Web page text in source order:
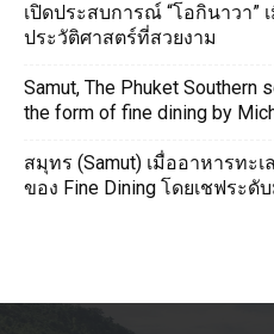
เปิดประสบการณ์ “โอกินาวา”
ประวัติศาสตร์ที่สวยงาม
Samut, The Phuket Southern
the form of fine dining by
สมุทร (Samut) เมื่ออาหารทะ
ของ Fine Dining โดยเชฟระดั